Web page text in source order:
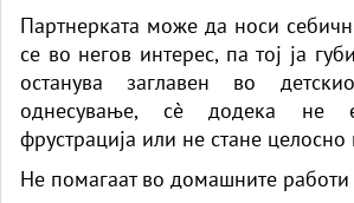
Партнерката може да носи
се во негов интерес, па тој ја
останува заглавен во
однесување, сè додека не
фрустрација или не стане
Не помагаат во домашните работи